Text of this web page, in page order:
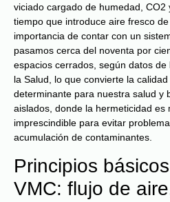
viciado cargado de humedad,
tiempo que introduce aire fresco
importancia de contar con un
pasamos cerca del noventa por
espacios cerrados, según datos
la Salud, lo que convierte la
determinante para nuestra salud y
aislados, donde la hermeticidad es
imprescindible para evitar
acumulación de contaminantes.
Principios
VMC: flujo de